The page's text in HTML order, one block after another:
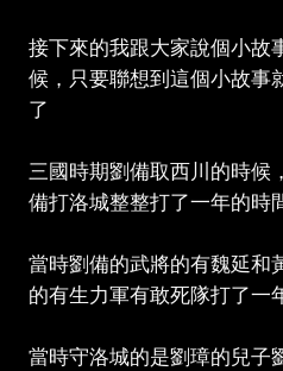
接下來的我跟大家說個小故
候，只要聯想到這個小故事
了
三國時期劉備取西川的時候
備打洛城整整打了一年的時
當時劉備的武將的有魏延和
的有生力軍有敢死隊打了一
當時守洛城的是劉璋的兒子